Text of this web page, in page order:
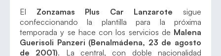
El Zonzamas Plus Car Lanzarote sigue
confeccionando la plantilla para la próxima
temporada y se hace con los servicios de Malena
Guerisoli Panzeri (Benalmádena, 23 de agosto
de 2001). La central, con doble nacionalidad